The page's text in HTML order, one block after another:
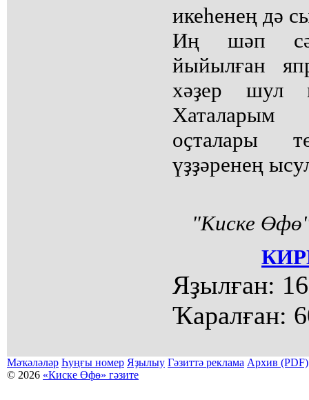
икеһенең дә
Иң шәп
йыйылған
хәҙер шул
оҫталары
үҙҙәренең
"Киске
Яҙылған:
Ҡаралған:
Мәҡәләләр Һуңғы номер Яҙылыу Гәзиттә реклама Архив (PDF)
© 2026 «Киске Өфө» гәзите